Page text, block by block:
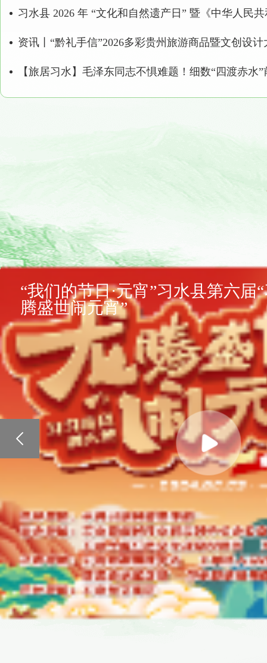
主办，寨坝镇人民政府，习水县文化馆承
办，习水县黔北重庆商会、习水县音乐家协
绚丽多彩
“我们的节日·元宵”习水县第六届
腾盛世闹元宵”